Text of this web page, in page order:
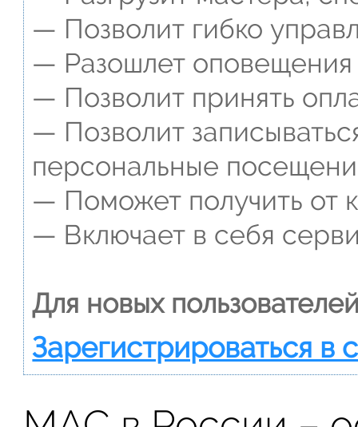
— Позволит гибко
— Разошлет оповещения
— Позволит принять
— Позволит
персональные
— Поможет получить от
— Включает в себя
Для новых
Зарегистрироваться в